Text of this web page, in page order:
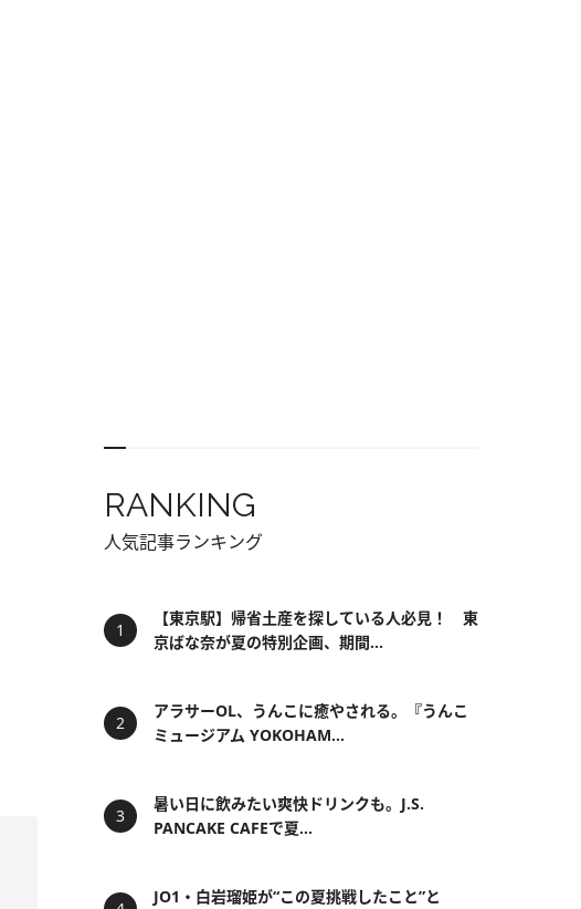
RANKING
人気記事ランキング
【東京駅】帰省土産を探している人必見！ 東
京ばな奈が夏の特別企画、期間...
アラサーOL、うんこに癒やされる。『うんこ
ミュージアム YOKOHAM...
暑い日に飲みたい爽快ドリンクも。J.S.
PANCAKE CAFEで夏...
JO1・白岩瑠姫が“この夏挑戦したこと”と